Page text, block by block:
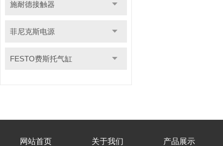
施耐德接触器
菲尼克斯电源
FESTO费斯托气缸
网站首页 关于我们 产品展示